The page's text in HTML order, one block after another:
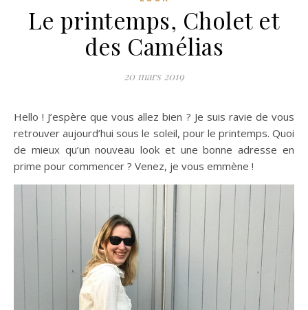
Le printemps, Cholet et
des Camélias
20 mars 2019
Hello ! J’espère que vous allez bien ? Je suis ravie de vous
retrouver aujourd’hui sous le soleil, pour le printemps. Quoi
de mieux qu’un nouveau look et une bonne adresse en
prime pour commencer ? Venez, je vous emmène !